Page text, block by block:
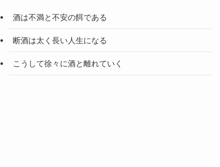
酒は不満と不安の餌である
断酒は太く長い人生になる
こうして徐々に酒と離れていく